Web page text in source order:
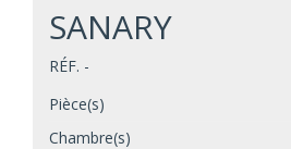
SANARY
RÉF. -
Pièce(s)
Chambre(s)